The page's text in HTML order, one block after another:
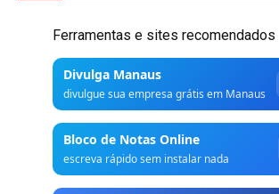
Ferramentas e sites recomendados
Divulga Manaus
divulgue sua empresa grátis em Manaus
Bloco de Notas Online
escreva rápido sem instalar nada